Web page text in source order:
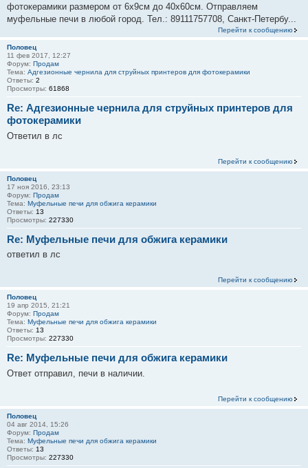
фотокерамики размером от 6х9см до 40х60см. Отправляем
муфельные печи в любой город. Тел.: 89111757708, Санкт-Петербу...
Перейти к сообщению
Половец
11 фев 2017, 12:27
Форум: Продам
Тема: Адгезионные чернила для струйных принтеров для фотокерамики
Ответы: 2
Просмотры: 61868
Re: Адгезионные чернила для струйных принтеров для
фотокерамики
Ответил в лс
Перейти к сообщению
Половец
17 ноя 2016, 23:13
Форум: Продам
Тема: Муфельные печи для обжига керамики
Ответы: 13
Просмотры: 227330
Re: Муфельные печи для обжига керамики
ответил в лс
Перейти к сообщению
Половец
19 апр 2015, 21:21
Форум: Продам
Тема: Муфельные печи для обжига керамики
Ответы: 13
Просмотры: 227330
Re: Муфельные печи для обжига керамики
Ответ отправил, печи в наличии.
Перейти к сообщению
Половец
04 авг 2014, 15:26
Форум: Продам
Тема: Муфельные печи для обжига керамики
Ответы: 13
Просмотры: 227330